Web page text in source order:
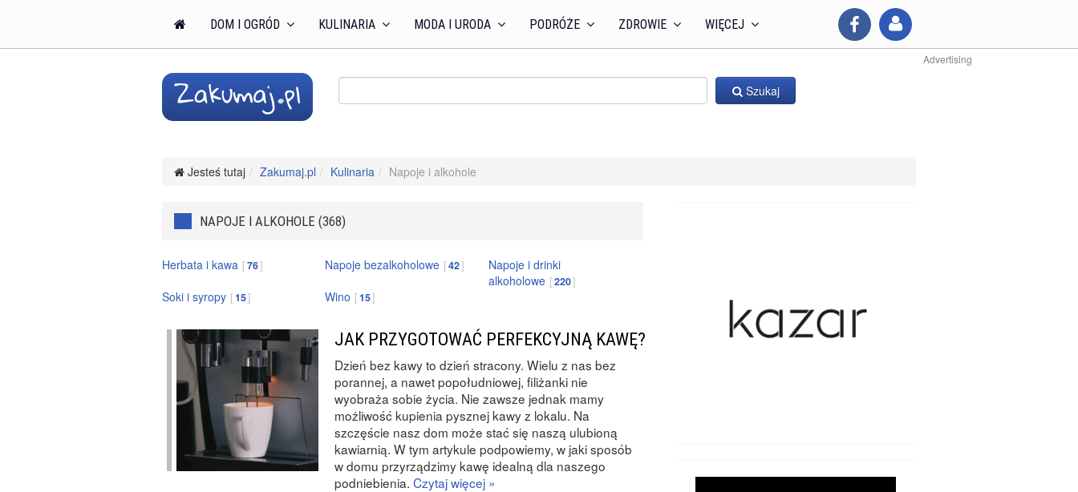
DOM I OGRÓD KULINARIA MODA I URODA PODRÓŻE ZDROWIE WIĘCEJ
Advertising
Szukaj
Jesteś tutaj Zakumaj.pl Kulinaria Napoje i alkohole
NAPOJE I ALKOHOLE (368)
Herbata i kawa 76 Napoje bezalkoholowe 42
Napoje i drinki
alkoholowe
220
Soki i syropy 15 Wino 15
JAK PRZYGOTOWAĆ PERFEKCYJNĄ KAWĘ?
Dzień bez kawy to dzień stracony. Wielu z nas bez
porannej, a nawet popołudniowej, filiżanki nie
wyobraża sobie życia. Nie zawsze jednak mamy
możliwość kupienia pysznej kawy z lokalu. Na
szczęście nasz dom może stać się naszą ulubioną
kawiarnią. W tym artykule podpowiemy, w jaki sposób
w domu przyrządzimy kawę idealną dla naszego
podniebienia.Czytaj więcej »